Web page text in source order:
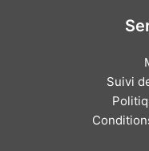
Suivi